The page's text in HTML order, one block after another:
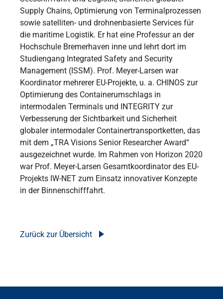
Supply Chains, Optimierung von Terminalprozessen
sowie satelliten- und drohnenbasierte Services für
die maritime Logistik. Er hat eine Professur an der
Hochschule Bremerhaven inne und lehrt dort im
Studiengang Integrated Safety and Security
Management (ISSM). Prof. Meyer-Larsen war
Koordinator mehrerer EU-Projekte, u. a. CHINOS zur
Optimierung des Containerumschlags in
intermodalen Terminals und INTEGRITY zur
Verbesserung der Sichtbarkeit und Sicherheit
globaler intermodaler Containertransportketten, das
mit dem „TRA Visions Senior Researcher Award“
ausgezeichnet wurde. Im Rahmen von Horizon 2020
war Prof. Meyer-Larsen Gesamtkoordinator des EU-
Projekts IW-NET zum Einsatz innovativer Konzepte
in der Binnenschifffahrt.
Zurück zur Übersicht